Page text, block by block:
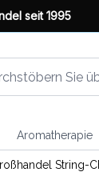
seit 1995
Aromatherapie
String-